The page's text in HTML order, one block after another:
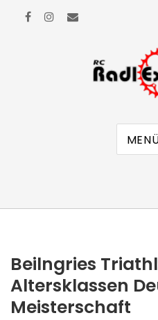
RC Radl
Beilngries
Altersklassen
Meisterschaft